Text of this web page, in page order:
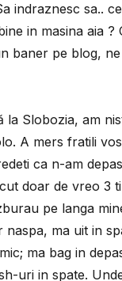
indraznesc sa..
in masina aia ?
baner pe blog,
la Slobozia, am
A mers fratili
ca n-am
doar de vreo 3
pe langa
naspa, ma uit in
ma bag in
uri in spate.